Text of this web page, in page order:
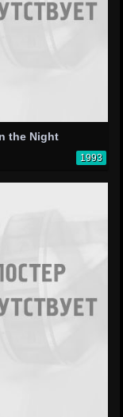
the Night
1993